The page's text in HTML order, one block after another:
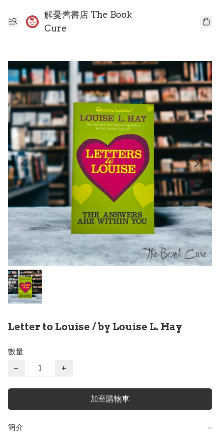
解憂舊書店 The Book
Cure
Letter to Louise / by Louise L. Hay
數量
−
+
加至購物車
簡介 −